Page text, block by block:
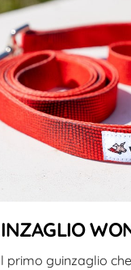
primo guinzaglio